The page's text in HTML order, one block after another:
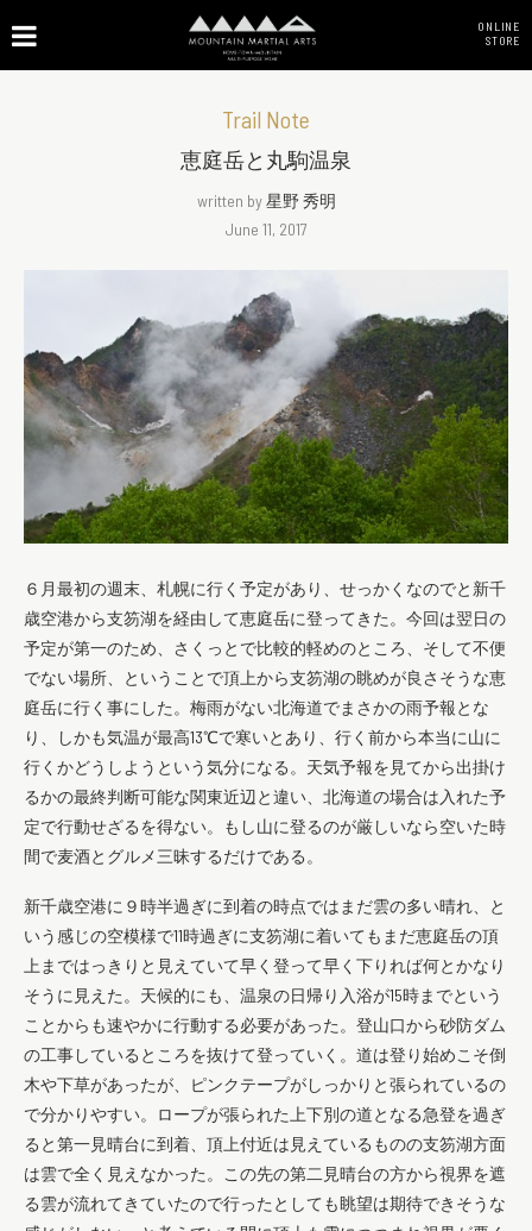
ONLINE
STORE
Trail Note
恵庭岳と丸駒温泉
written by星野 秀明
June 11, 2017
６月最初の週末、札幌に行く予定があり、せっかくなのでと新千
歳空港から支笏湖を経由して恵庭岳に登ってきた。今回は翌日の
予定が第一のため、さくっとで比較的軽めのところ、そして不便
でない場所、ということで頂上から支笏湖の眺めが良さそうな恵
庭岳に行く事にした。梅雨がない北海道でまさかの雨予報とな
り、しかも気温が最高13℃で寒いとあり、行く前から本当に山に
行くかどうしようという気分になる。天気予報を見てから出掛け
るかの最終判断可能な関東近辺と違い、北海道の場合は入れた予
定で行動せざるを得ない。もし山に登るのが厳しいなら空いた時
間で麦酒とグルメ三昧するだけである。
新千歳空港に９時半過ぎに到着の時点ではまだ雲の多い晴れ、と
いう感じの空模様で11時過ぎに支笏湖に着いてもまだ恵庭岳の頂
上まではっきりと見えていて早く登って早く下りれば何とかなり
そうに見えた。天候的にも、温泉の日帰り入浴が15時までという
ことからも速やかに行動する必要があった。登山口から砂防ダム
の工事しているところを抜けて登っていく。道は登り始めこそ倒
木や下草があったが、ピンクテープがしっかりと張られているの
で分かりやすい。ロープが張られた上下別の道となる急登を過ぎ
ると第一見晴台に到着、頂上付近は見えているものの支笏湖方面
は雲で全く見えなかった。この先の第二見晴台の方から視界を遮
る雲が流れてきていたので行ったとしても眺望は期待できそうな